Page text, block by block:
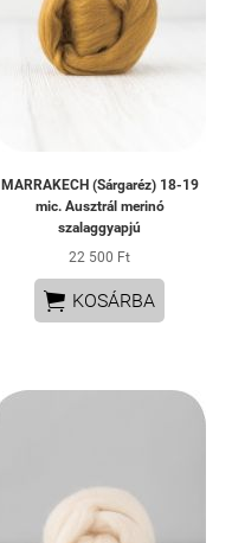
MARRAKECH (Sárgaréz) 18-19
mic. Ausztrál merinó
szalaggyapjú
22 500 Ft
 KOSÁRBA